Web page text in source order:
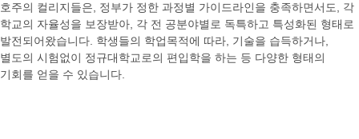
호주의 컬리지들은, 정부가 정한 과정별 가이드라인을 충족하면서도, 각
학교의 자율성을 보장받아, 각 전 공분야별로 독특하고 특성화된 형태로
발전되어왔습니다. 학생들의 학업목적에 따라, 기술을 습득하거나,
별도의 시험없이 정규대학교로의 편입학을 하는 등 다양한 형태의
기회를 얻을 수 있습니다.